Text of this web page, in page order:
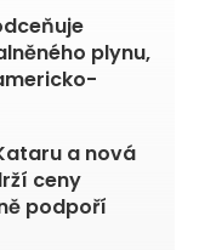
plynu,
a nová
ceny
podpoří